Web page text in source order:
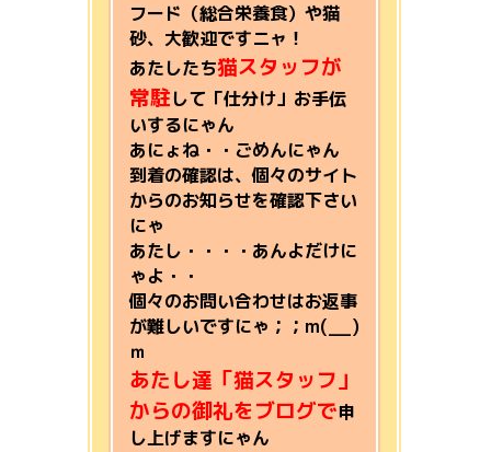
フード（総合栄養食）や猫
砂、大歓迎ですニャ！
あたしたち猫スタッフが
常駐して「仕分け」お手伝
いするにゃん
あにょね・・ごめんにゃん
到着の確認は、個々のサイト
からのお知らせを確認下さい
にゃ
あたし・・・・あんよだけに
ゃよ・・
個々のお問い合わせはお返事
が難しいですにゃ；；m(__)
ｍ
あたし達「猫スタッフ」
からの御礼をブログで申
し上げますにゃん